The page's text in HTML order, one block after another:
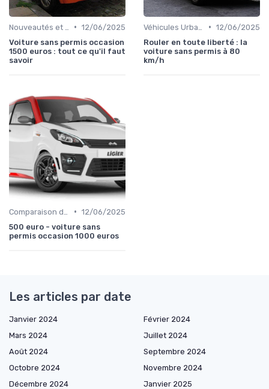
• 12/06/2025
Voiture sans permis occasion
1500 euros : tout ce qu'il faut
savoir
• 12/06/2025
Rouler en toute liberté : la
voiture sans permis à 80
km/h
• 12/06/2025
500 euro - voiture sans
permis occasion 1000 euros
Les articles par date
Janvier 2024
Février 2024
Mars 2024
Juillet 2024
Août 2024
Septembre 2024
Octobre 2024
Novembre 2024
Décembre 2024
Janvier 2025